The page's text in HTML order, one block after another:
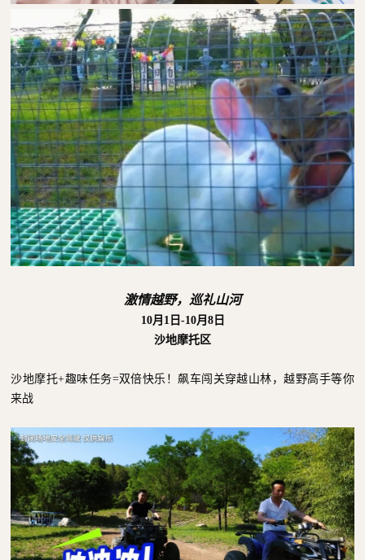
激情越野，巡礼山河
10月1日-10月8日
沙地摩托区
沙地摩托+趣味任务=双倍快乐！飙车闯关穿越山林，越野高手等你
来战